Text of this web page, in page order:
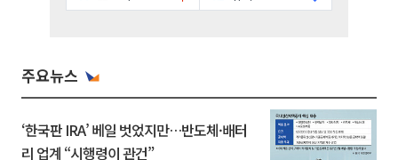
주요뉴스
‘한국판 IRA’ 베일 벗었지만…반도체·배터
리 업계 “시행령이 관건”